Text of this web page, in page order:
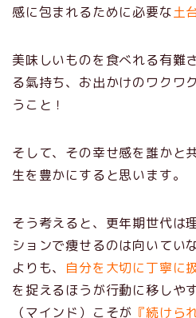
感に包まれるために必要な土
美味しいものを食べれる有難
る氣持ち、お出かけのワクワ
うこと！
そして、その幸せ感を誰かと
生を豊かにすると思います。
そう考えると、更年期世代は
ションで痩せるのは向いてい
よりも、 自分を大切に丁寧に
を捉えるほうが行動に移しや
（マインド）こそが 『続けら